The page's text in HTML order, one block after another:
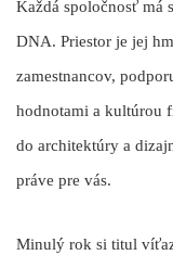
Každá spoločnosť
DNA. Priestor je jej
zamestnancov,
hodnotami a kultúrou
do architektúry a
práve pre vás.
Minulý rok si titul